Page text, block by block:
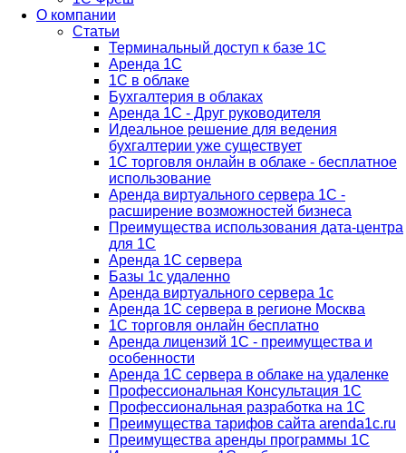
О компании
Статьи
Терминальный доступ к базе 1С
Аренда 1С
1С в облаке
Бухгалтерия в облаках
Аренда 1С - Друг руководителя
Идеальное решение для ведения
бухгалтерии уже существует
1С торговля онлайн в облаке - бесплатное
использование
Аренда виртуального сервера 1С -
расширение возможностей бизнеса
Преимущества использования дата-центра
для 1С
Аренда 1С сервера
Базы 1с удаленно
Аренда виртуального сервера 1с
Аренда 1С сервера в регионе Москва
1С торговля онлайн бесплатно
Аренда лицензий 1С - преимущества и
особенности
Аренда 1С сервера в облаке на удаленке
Профессиональная Консультация 1С
Профессиональная разработка на 1С
Преимущества тарифов сайта arenda1c.ru
Преимущества аренды программы 1С